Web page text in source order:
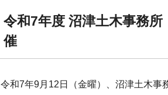
令和7年度 沼津土木事務
催
令和7年9月12日（金曜）、沼津土木事